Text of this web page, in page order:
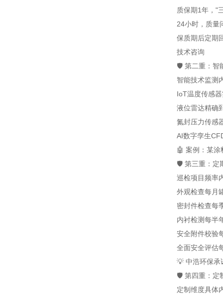
质保期1年，"
24小时，质量
保质期后定期
技术咨询
🛡️ 第二重：智
智能技术监测
IoT温度传感器
液位雷达精确
氮封压力传感
AI数字孪生
🤖 案例：某
🛡️ 第三重：定
巡检项目频率
外观检查每月
密封件检查每
内衬检测每半
安全附件校验
全面安全评估
💡 中浩环保承
🛡️ 第四重：定
定制维度具体